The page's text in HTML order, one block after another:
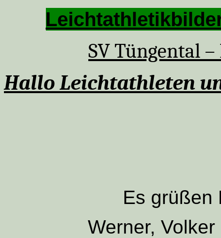
SV Tüngental
Hallo Leichtathleten
Es grüßen
Werner,